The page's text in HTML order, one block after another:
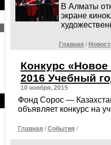
В Алматы
экране
Главная /
Конкурс
2016 Учебный
10 ноября, 2015
Фонд Сорос —
объявляет конкурс на
Главная /События /